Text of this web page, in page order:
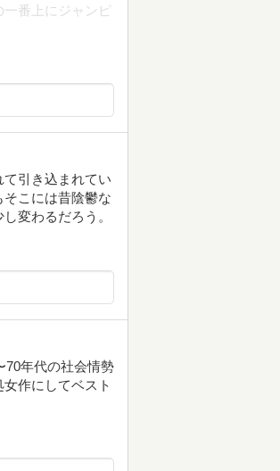
番上にジャンピ
引き込まれてい
こには昔陰鬱な
変わるだろう。
70年代の社会情勢
作にしてベスト